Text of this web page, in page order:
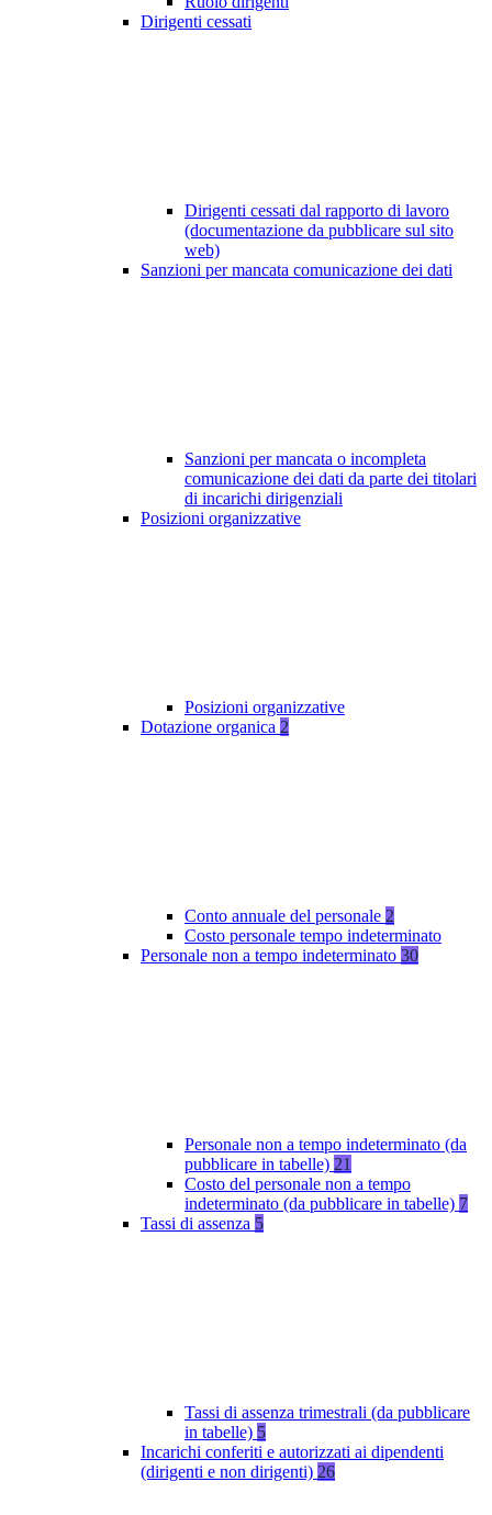
Dirigenti cessati
Dirigenti cessati dal rapporto di lavoro
(documentazione da pubblicare sul sito
web)
Sanzioni per mancata comunicazione dei dati
Sanzioni per mancata o incompleta
comunicazione dei dati da parte dei titolari
di incarichi dirigenziali
Posizioni organizzative
Posizioni organizzative
Dotazione organica 2
Conto annuale del personale 2
Costo personale tempo indeterminato
Personale non a tempo indeterminato 30
Personale non a tempo indeterminato (da
pubblicare in tabelle) 21
Costo del personale non a tempo
indeterminato (da pubblicare in tabelle) 7
Tassi di assenza 5
Tassi di assenza trimestrali (da pubblicare
in tabelle) 5
Incarichi conferiti e autorizzati ai dipendenti
(dirigenti e non dirigenti) 26